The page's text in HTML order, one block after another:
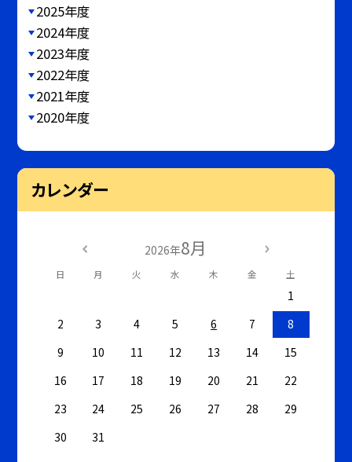
2025年度
2024年度
2023年度
2022年度
2021年度
2020年度
カレンダー
2026年8月
日 月 火 水 木 金 土
1
2
3 4 5 6 7
8
9
10 11 12 13 14
15
16
17 18 19 20 21
22
23
24 25 26 27 28
29
30
31